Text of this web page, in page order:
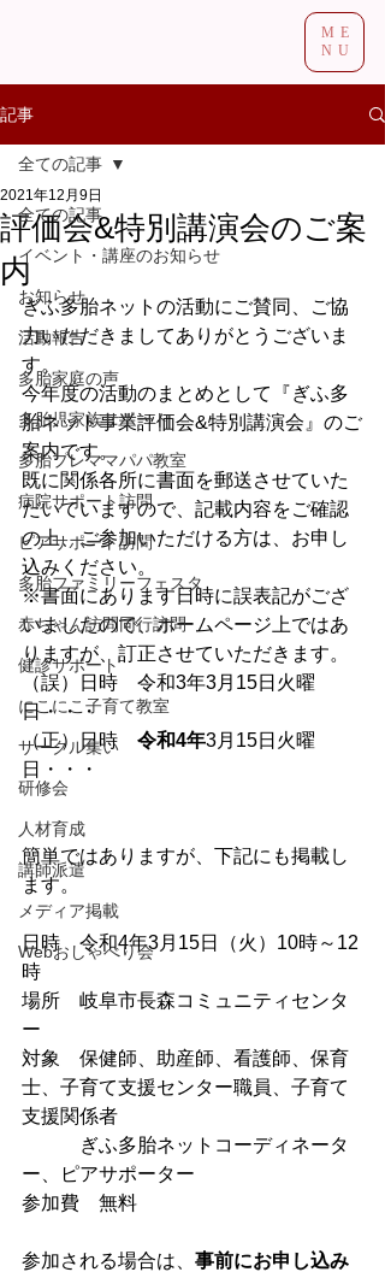
ME
NU
記事
全ての記事
イベント・講座のお知らせ
お知らせ
活動報告
多胎家庭の声
多胎児家族サポート
多胎プレママパパ教室
病院サポート訪問
ピアサポート訪問
多胎ファミリーフェスタ
赤ちゃん訪問同行訪問
健診サポート
にこにこ子育て教室
サークル集い
研修会
人材育成
講師派遣
メディア掲載
Webおしゃべり会
全ての記事
評価会&特別講演会のご案
内
2021年12月9日
ぎふ多胎ネットの活動にご賛同、ご協
力いただきましてありがとうございま
す。
今年度の活動のまとめとして『ぎふ多
胎ネット事業評価会&特別講演会』のご
案内です。
既に関係各所に書面を郵送させていた
だいていますので、記載内容をご確認
の上、ご参加いただける方は、お申し
込みください。
※書面にあります日時に誤表記がござ
いましたので、ホームページ上ではあ
りますが、訂正させていただきます。
（誤）日時　令和3年3月15日火曜
日・・・
（正）日時 令和4年3月15日火曜
日・・・
簡単ではありますが、下記にも掲載し
ます。
日時　令和4年3月15日（火）10時～12
時
場所　岐阜市長森コミュニティセンタ
ー
対象　保健師、助産師、看護師、保育
士、子育て支援センター職員、子育て
支援関係者
ぎふ多胎ネットコーディネータ
ー、ピアサポーター
参加費　無料
参加される場合は、 事前にお申し込み